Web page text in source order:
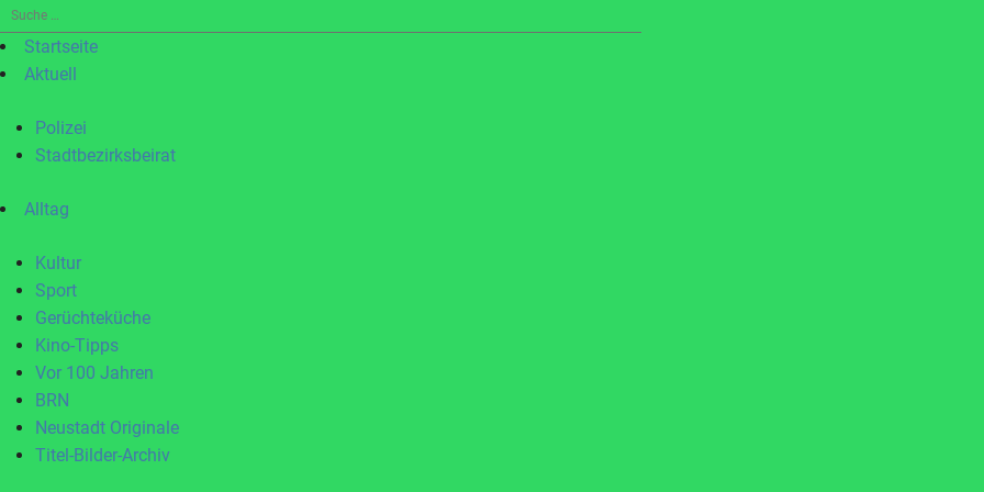
Suche
nach:Startseite
Aktuell
Polizei
Stadtbezirksbeirat
Alltag
Kultur
Sport
Gerüchteküche
Kino-Tipps
Vor 100 Jahren
BRN
Neustadt Originale
Titel-Bilder-Archiv